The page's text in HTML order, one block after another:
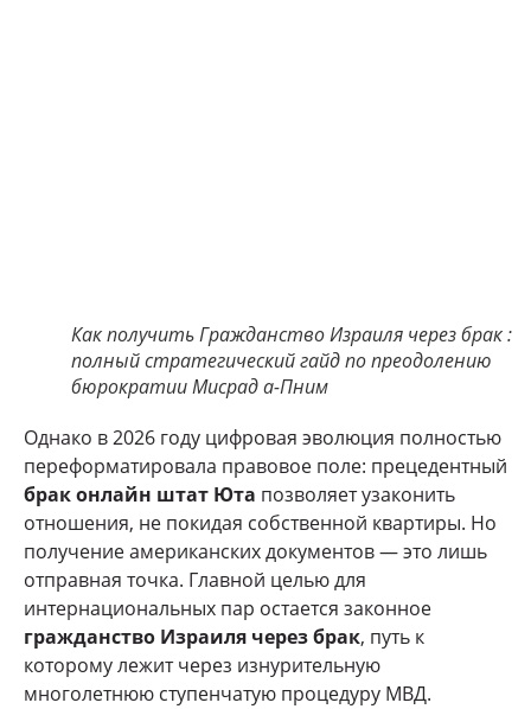
Как получить Гражданство Израиля через брак :
полный стратегический гайд по преодолению
бюрократии Мисрад а-Пним
Однако в 2026 году цифровая эволюция полностью
переформатировала правовое поле: прецедентный
брак онлайн штат Юта позволяет узаконить
отношения, не покидая собственной квартиры. Но
получение американских документов — это лишь
отправная точка. Главной целью для
интернациональных пар остается законное
гражданство Израиля через брак, путь к
которому лежит через изнурительную
многолетнюю ступенчатую процедуру МВД.